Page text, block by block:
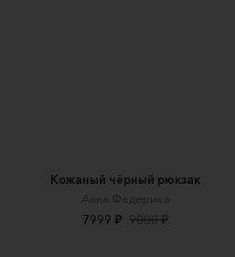
Кожаный чёрный рюкзак
Анна Федерика
7999 ₽ 9000 ₽